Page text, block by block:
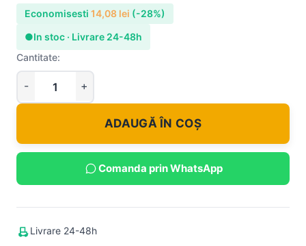
Economisesti 14,08 lei (-28%)
●In stoc · Livrare 24-48h
Cantitate:
ADAUGĂ ÎN COȘ
Comanda prin WhatsApp
Livrare 24-48h